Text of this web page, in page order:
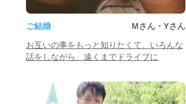
ご結婚
Mさん・Yさん
お互いの事をもっと知りたくて、いろんな
話をしながら、遠くまでドライブに